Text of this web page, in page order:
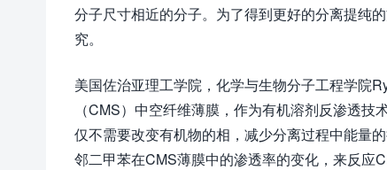
分子尺寸相近的分子。为了得到更好的分离提纯
究。
美国佐治亚理工学院，化学与生物分子工程学院
（CMS）中空纤维薄膜，作为有机溶剂反渗透
仅不需要改变有机物的相，减少分离过程中能量
邻二甲苯在CMS薄膜中的渗透率的变化，来反应